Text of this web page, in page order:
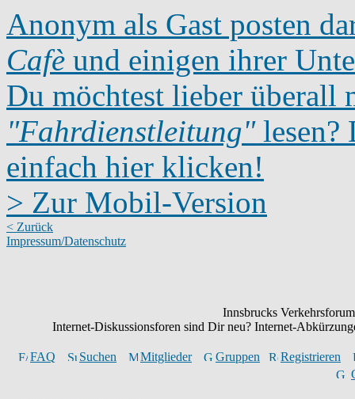
Anonym als Gast posten
Cafè und einigen ihrer
Du möchtest lieber überall
"Fahrdienstleitung"lesen?
einfach hier klicken!
> Zur Mobil-Version
< Zurück
Impressum/Datenschutz
Innsbrucks
Internet-Diskussionsforen sind Dir neu? Internet-
FAQ Suchen Mitglieder Gruppen
Registrieren